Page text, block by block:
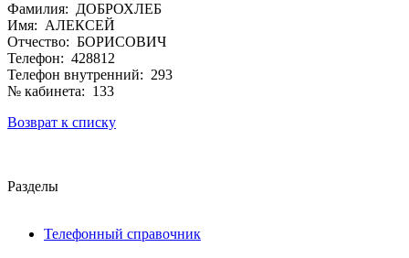
Фамилия: ДОБРОХЛЕБ
Имя: АЛЕКСЕЙ
Отчество: БОРИСОВИЧ
Телефон: 428812
Телефон внутренний: 293
№ кабинета: 133
Возврат к списку
Разделы
Телефонный справочник